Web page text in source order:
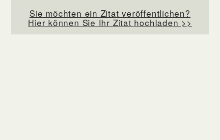
Sie möchten ein Zitat veröffentlichen?
Hier können Sie Ihr Zitat hochladen >>